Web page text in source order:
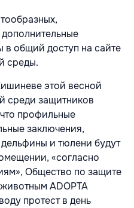
в общий доступ на сайте
среды.
этой весной
среди защитников
профильные
заключения,
и тюлени будут
«согласно
Общество по защите
ADOPTA
протест в день